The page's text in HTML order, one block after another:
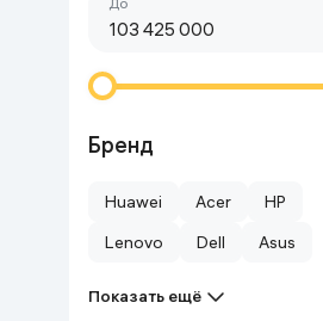
Спортивные товары
Бренд
Huawei Acer
HP
Lenovo
Dell Asus
Показать ещё